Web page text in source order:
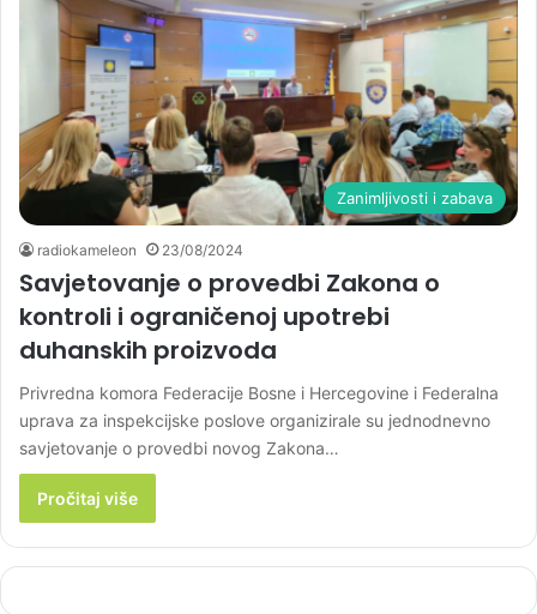
Zanimljivosti i zabava
radiokameleon 23/08/2024
Savjetovanje o provedbi Zakona o
kontroli i ograničenoj upotrebi
duhanskih proizvoda
Privredna komora Federacije Bosne i Hercegovine i Federalna
uprava za inspekcijske poslove organizirale su jednodnevno
savjetovanje o provedbi novog Zakona…
Pročitaj više